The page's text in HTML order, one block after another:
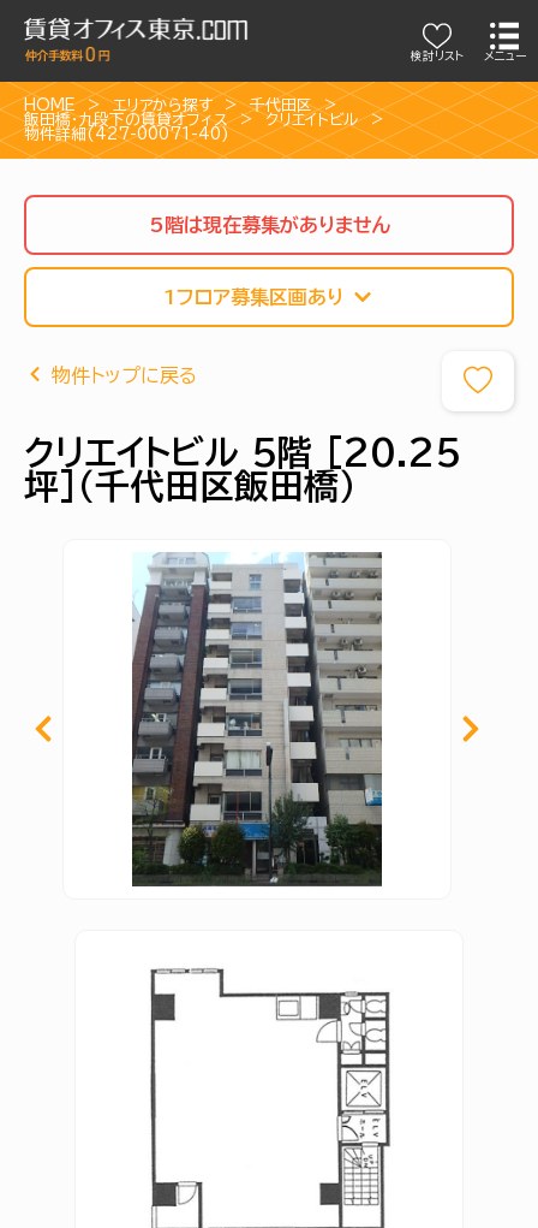
検討リスト メニュー
HOME エリアから探す
千代田区
飯田橋・九段下の賃貸オフィス
クリエイトビル
物件詳細(427-00071-40)
5階は現在募集がありません
1フロア募集区画あり
物件トップに戻る
クリエイトビル 5階 [20.25
坪]（千代田区飯田橋）